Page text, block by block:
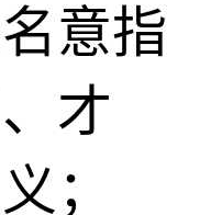
意指
才
；